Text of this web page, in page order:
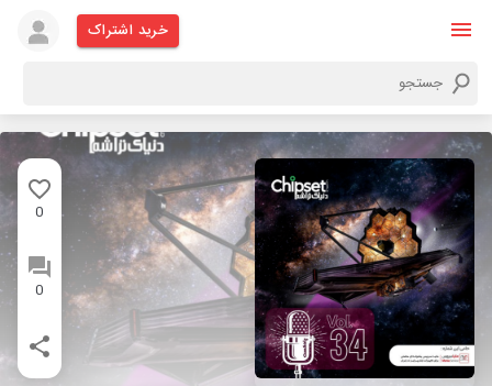
خرید اشتراک
0
0